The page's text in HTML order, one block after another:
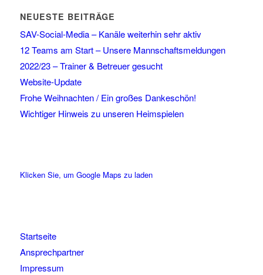
NEUESTE BEITRÄGE
SAV-Social-Media – Kanäle weiterhin sehr aktiv
12 Teams am Start – Unsere Mannschaftsmeldungen
2022/23 – Trainer & Betreuer gesucht
Website-Update
Frohe Weihnachten / Ein großes Dankeschön!
Wichtiger Hinweis zu unseren Heimspielen
Klicken Sie, um Google Maps zu laden
Startseite
Ansprechpartner
Impressum